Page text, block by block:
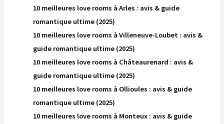
10 meilleures love rooms à Arles : avis & guide
romantique ultime (2025)
10 meilleures love rooms à Villeneuve-Loubet : avis &
guide romantique ultime (2025)
10 meilleures love rooms à Châteaurenard : avis &
guide romantique ultime (2025)
10 meilleures love rooms à Ollioules : avis & guide
romantique ultime (2025)
10 meilleures love rooms à Monteux : avis & guide